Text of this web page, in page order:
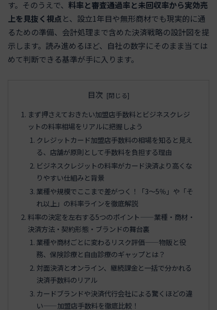
す。そのうえで、 料率と審査通過率と未回収率から実効売
上を見抜く視点 と、設立1年目や無形商材でも現実的に通
るための準備、会計処理まで含めた決済戦略の設計図を提
示します。読み進めるほど、自社の数字にそのまま当ては
めて判断できる基準が手に入ります。
目次
まず押さえておきたい加盟店手数料とビジネスクレジ
ットの料率相場をリアルに把握しよう
クレジットカード加盟店手数料の相場を知ると見え
る、店舗が原則として手数料を負担する理由
ビジネスクレジットの料率がカード決済より高くな
りやすい仕組みと背景
業種や規模でここまで差がつく！「3〜5％」や「そ
れ以上」の料率ラインを徹底解説
料率の決定を左右する5つのポイント——業種・商材・
決済方法・契約形態・ブランドの舞台裏
業種や商材ごとに変わるリスク評価——物販と役
務、保険診療と自由診療のギャップとは？
対面決済とオンライン、継続課金と一括で分かれる
決済手数料のリアル
カードブランドや決済代行会社による驚くほどの違
い——加盟店手数料を徹底比較！